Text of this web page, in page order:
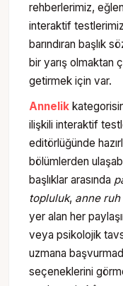
rehberlerimiz,
interaktif
barındıran başlık
bir yarış olmaktan
getirmek için var.
Annelik
ilişkili interaktif
editörlüğünde
bölümlerden
başlıklar arasında
topluluk, anne ruh
yer alan her
veya psikolojik
uzmana
seçeneklerini